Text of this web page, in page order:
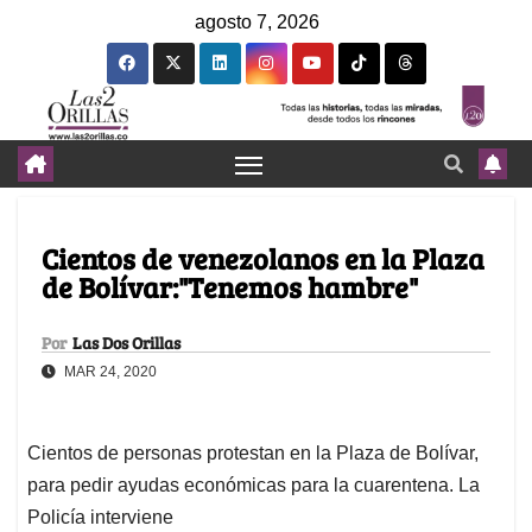
agosto 7, 2026
Cientos de venezolanos en la Plaza
de Bolívar:"Tenemos hambre"
Por Las Dos Orillas
MAR 24, 2020
Cientos de personas protestan en la Plaza de Bolívar,
para pedir ayudas económicas para la cuarentena. La
Policía interviene